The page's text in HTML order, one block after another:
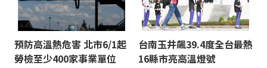
預防高溫熱危害 北市6/1起
勞檢至少400家事業單位
台南玉井飆39.4度全台最熱
16縣市亮高溫燈號